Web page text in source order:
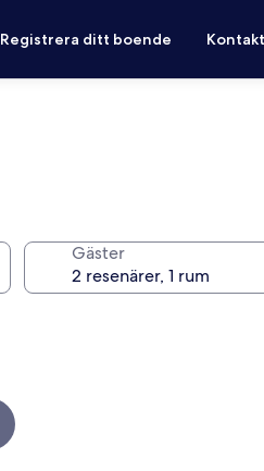
Registrera ditt boende
Gäster